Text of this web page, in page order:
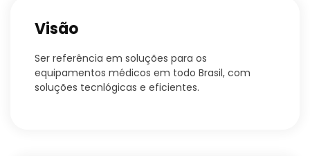
Visão
Ser referência em soluções para os
equipamentos médicos em todo Brasil, com
soluções tecnlógicas e eficientes.